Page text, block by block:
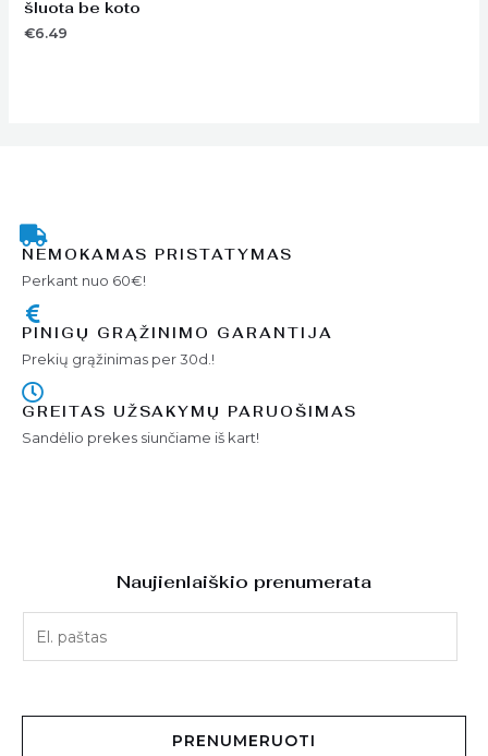
šluota be koto
€6.49
NEMOKAMAS PRISTATYMAS
Perkant nuo 60€!
PINIGŲ GRĄŽINIMO GARANTIJA
Prekių grąžinimas per 30d.!
GREITAS UŽSAKYMŲ PARUOŠIMAS
Sandėlio prekes siunčiame iš kart!
Naujienlaiškio prenumerata
a
PRENUMERUOTI